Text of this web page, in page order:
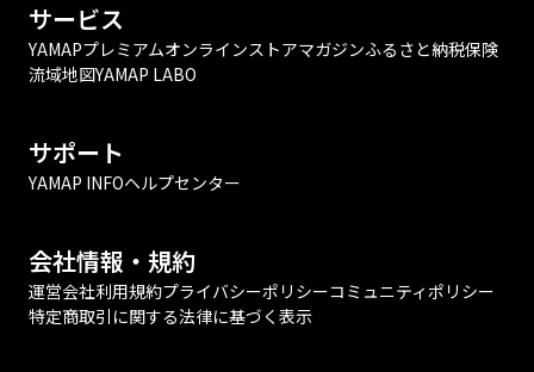
サービス
YAMAPプレミアムオンラインストアマガジンふるさと納税保険
流域地図YAMAP LABO
サポート
YAMAP INFOヘルプセンター
会社情報・規約
運営会社利用規約プライバシーポリシーコミュニティポリシー
特定商取引に関する法律に基づく表示